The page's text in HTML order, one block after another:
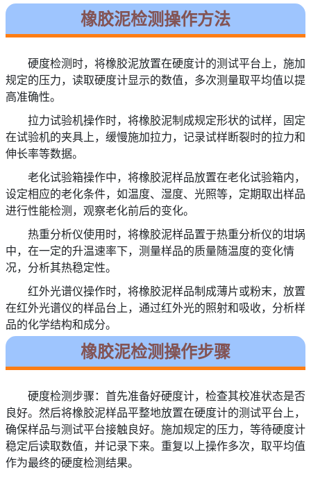
橡胶泥检测操作方法
硬度检测时，将橡胶泥放置在硬度计的测试平台上，施加
规定的压力，读取硬度计显示的数值，多次测量取平均值以提
高准确性。
拉力试验机操作时，将橡胶泥制成规定形状的试样，固定
在试验机的夹具上，缓慢施加拉力，记录试样断裂时的拉力和
伸长率等数据。
老化试验箱操作中，将橡胶泥样品放置在老化试验箱内，
设定相应的老化条件，如温度、湿度、光照等，定期取出样品
进行性能检测，观察老化前后的变化。
热重分析仪使用时，将橡胶泥样品置于热重分析仪的坩埚
中，在一定的升温速率下，测量样品的质量随温度的变化情
况，分析其热稳定性。
红外光谱仪操作时，将橡胶泥样品制成薄片或粉末，放置
在红外光谱仪的样品台上，通过红外光的照射和吸收，分析样
品的化学结构和成分。
橡胶泥检测操作步骤
硬度检测步骤：首先准备好硬度计，检查其校准状态是否
良好。然后将橡胶泥样品平整地放置在硬度计的测试平台上，
确保样品与测试平台接触良好。施加规定的压力，等待硬度计
稳定后读取数值，并记录下来。重复以上操作多次，取平均值
作为最终的硬度检测结果。